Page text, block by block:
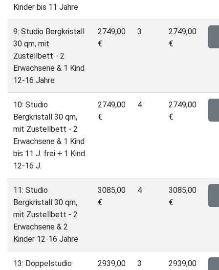
Kinder bis 11 Jahre
9: Studio Bergkristall
30 qm, mit
Zustellbett - 2
Erwachsene & 1 Kind
12-16 Jahre
2749,00
€
3
2749,00
€
10: Studio
Bergkristall 30 qm,
mit Zustellbett - 2
Erwachsene & 1 Kind
bis 11 J. frei + 1 Kind
12-16 J.
2749,00
€
4
2749,00
€
11: Studio
Bergkristall 30 qm,
mit Zustellbett - 2
Erwachsene & 2
Kinder 12-16 Jahre
3085,00
€
4
3085,00
€
13: Doppelstudio
2939,00
3
2939,00